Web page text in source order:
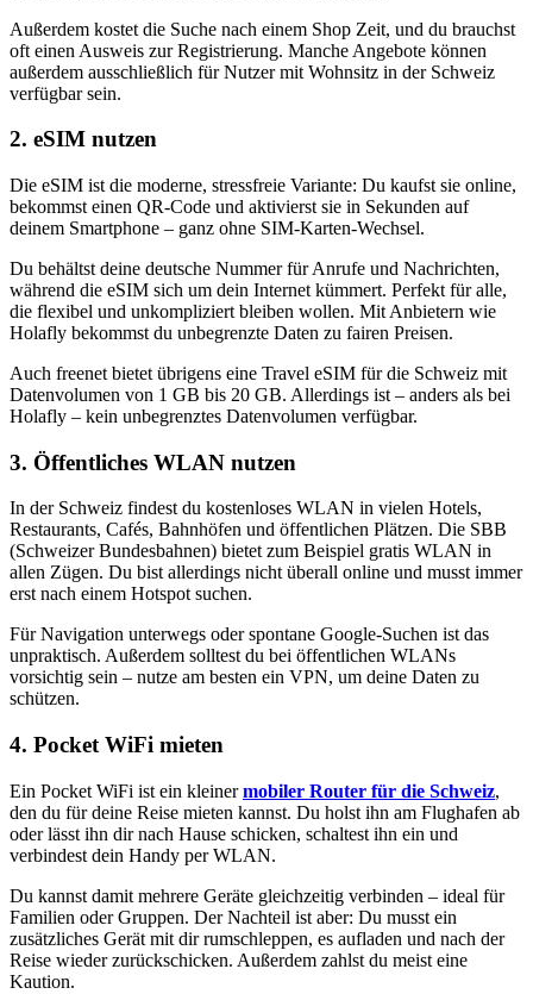
Außerdem kostet die Suche nach einem Shop Zeit, und du brauchst
oft einen Ausweis zur Registrierung. Manche Angebote können
außerdem ausschließlich für Nutzer mit Wohnsitz in der Schweiz
verfügbar sein.
2. eSIM nutzen
Die eSIM ist die moderne, stressfreie Variante: Du kaufst sie online,
bekommst einen QR-Code und aktivierst sie in Sekunden auf
deinem Smartphone – ganz ohne SIM-Karten-Wechsel.
Du behältst deine deutsche Nummer für Anrufe und Nachrichten,
während die eSIM sich um dein Internet kümmert. Perfekt für alle,
die flexibel und unkompliziert bleiben wollen. Mit Anbietern wie
Holafly bekommst du unbegrenzte Daten zu fairen Preisen.
Auch freenet bietet übrigens eine Travel eSIM für die Schweiz mit
Datenvolumen von 1 GB bis 20 GB. Allerdings ist – anders als bei
Holafly – kein unbegrenztes Datenvolumen verfügbar.
3. Öffentliches WLAN nutzen
In der Schweiz findest du kostenloses WLAN in vielen Hotels,
Restaurants, Cafés, Bahnhöfen und öffentlichen Plätzen. Die SBB
(Schweizer Bundesbahnen) bietet zum Beispiel gratis WLAN in
allen Zügen. Du bist allerdings nicht überall online und musst immer
erst nach einem Hotspot suchen.
Für Navigation unterwegs oder spontane Google-Suchen ist das
unpraktisch. Außerdem solltest du bei öffentlichen WLANs
vorsichtig sein – nutze am besten ein VPN, um deine Daten zu
schützen.
4. Pocket WiFi mieten
Ein Pocket WiFi ist ein kleinermobiler Router für die Schweiz,
den du für deine Reise mieten kannst. Du holst ihn am Flughafen ab
oder lässt ihn dir nach Hause schicken, schaltest ihn ein und
verbindest dein Handy per WLAN.
Du kannst damit mehrere Geräte gleichzeitig verbinden – ideal für
Familien oder Gruppen. Der Nachteil ist aber: Du musst ein
zusätzliches Gerät mit dir rumschleppen, es aufladen und nach der
Reise wieder zurückschicken. Außerdem zahlst du meist eine
Kaution.